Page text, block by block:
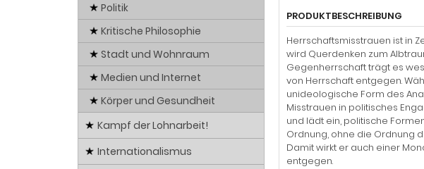
PRODUKTBESCHREIBUNG
Herrschaftsmisstrauen ist in
wird Querdenken zum
Gegenherrschaft trägt es
von Herrschaft entgegen.
unideologische Form des
Misstrauen in politisches
und lädt ein, politische
Ordnung, ohne die Ordnung
Damit wirkt er auch einer
entgegen.
Politik
Kritische Philosophie
Stadt und Wohnraum
Medien und Internet
Körper und Gesundheit
Kampf der Lohnarbeit!
Internationalismus